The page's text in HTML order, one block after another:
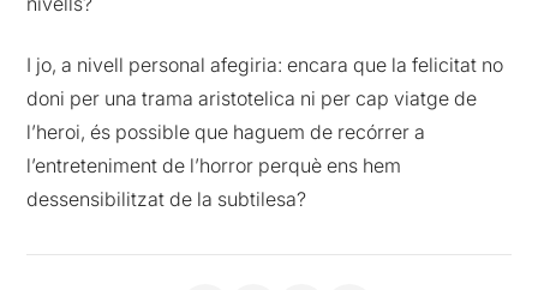
I jo, a nivell personal afegiria: encara que la felicitat no
doni per una trama aristotelica ni per cap viatge de
l’heroi, és possible que haguem de recórrer a
l’entreteniment de l’horror perquè ens hem
dessensibilitzat de la subtilesa?